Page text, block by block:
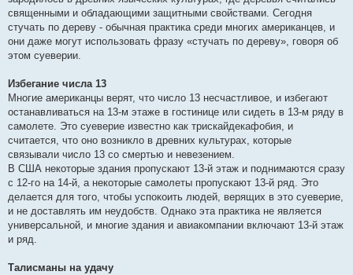
священными и обладающими защитными свойствами. Сегодня
стучать по дереву - обычная практика среди многих американцев, и
они даже могут использовать фразу «стучать по дереву», говоря об
этом суеверии.
Избегание числа 13
Многие американцы верят, что число 13 несчастливое, и избегают
останавливаться на 13-м этаже в гостинице или сидеть в 13-м ряду в
самолете. Это суеверие известно как трискайдекафобия, и
считается, что оно возникло в древних культурах, которые
связывали число 13 со смертью и невезением.
В США некоторые здания пропускают 13-й этаж и поднимаются сразу
с 12-го на 14-й, а некоторые самолеты пропускают 13-й ряд. Это
делается для того, чтобы успокоить людей, верящих в это суеверие,
и не доставлять им неудобств. Однако эта практика не является
универсальной, и многие здания и авиакомпании включают 13-й этаж
и ряд.
Талисманы на удачу